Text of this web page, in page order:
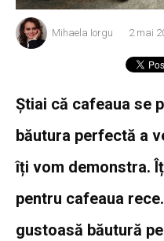
Mihaela Iorgu 2 mai
Știai că cafeaua se
băutura perfectă a
îți vom demonstra.
pentru cafeaua
gustoasă băutură